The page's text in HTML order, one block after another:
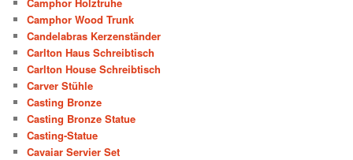
Camphor Wood Trunk
Candelabras Kerzenständer
Carlton Haus Schreibtisch
Carlton House Schreibtisch
Carver Stühle
Casting Bronze
Casting Bronze Statue
Casting-Statue
Cavaiar Servier Set